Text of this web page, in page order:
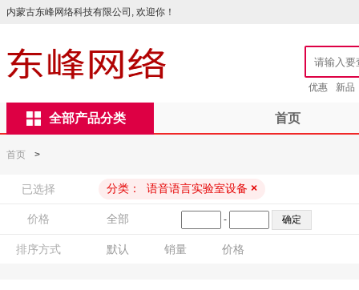
内蒙古东峰网络科技有限公司, 欢迎你！
优惠 新品
全部产品分类 首页
首页 >
已选择 分类： 语音语言实验室设备 ×
价格 全部 -
排序方式 默认 销量 价格